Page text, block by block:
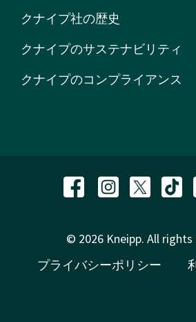
クナイプ社の歴史
クナイプのサステナビリティ
クナイプのコンプライアンス
© 2026 Kneipp. All rights
プライバシーポリシー